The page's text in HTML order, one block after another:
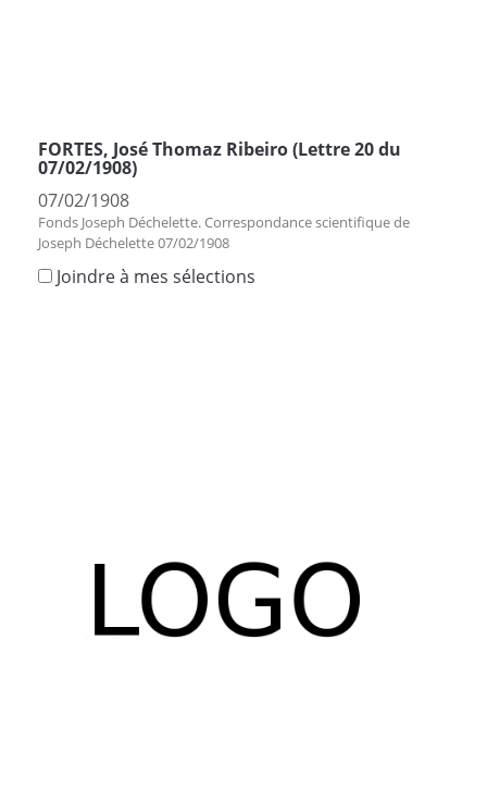
FORTES, José Thomaz Ribeiro (Lettre 20 du
07/02/1908)
07/02/1908
Fonds Joseph Déchelette. Correspondance scientifique de
Joseph Déchelette 07/02/1908
Joindre à mes sélections